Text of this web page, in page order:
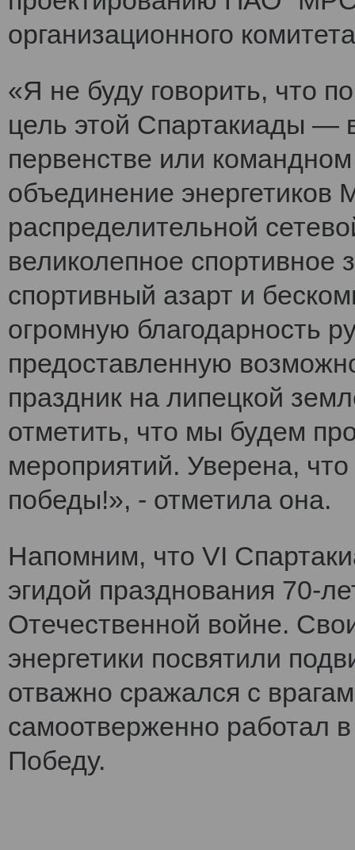
организационного
«Я не буду говорить, что
цель этой Спартакиады —
первенстве или
объединение энергетиков
распределительной
великолепное
спортивный азарт и
огромную благодарность
предоставленную
праздник на липецкой
отметить, что мы будем
мероприятий. Уверена,
победы!», - отметила она.
Напомним, что VI
эгидой празднования 70-
Отечественной войне.
энергетики посвятили
отважно сражался с
самоотверженно работал
Победу.